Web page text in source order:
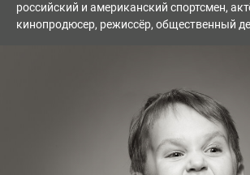
российский и американский спортсмен,
кинопродюсер, режиссёр, общественный